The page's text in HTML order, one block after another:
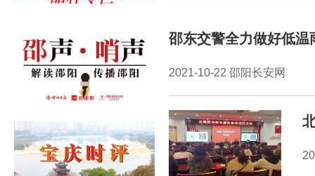
邵东交警全力做好低
2021-10-22 邵阳长安网